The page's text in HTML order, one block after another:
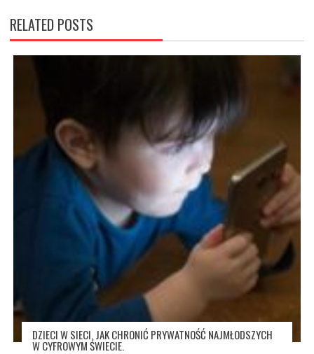
RELATED POSTS
DZIECI W SIECI. JAK CHRONIĆ PRYWATNOŚĆ NAJMŁODSZYCH
W CYFROWYM ŚWIECIE.